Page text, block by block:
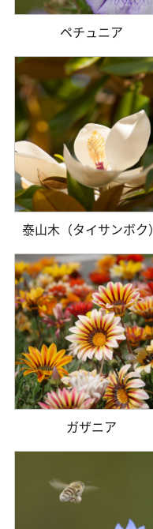
ペチュニア
泰山木（タイサンボク）
ガザニア